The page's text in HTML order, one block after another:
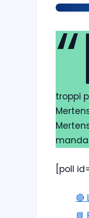
troppi
manda
[poll
🔴
📘